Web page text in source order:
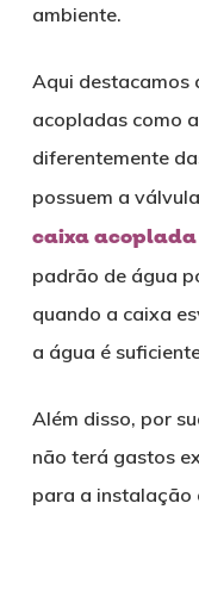
ambiente.
Aqui destacamos
acopladas como
diferentemente
possuem a
caixa acoplada
padrão de água
quando a caixa
a água é
Além disso, por
não terá gastos
para a instalação